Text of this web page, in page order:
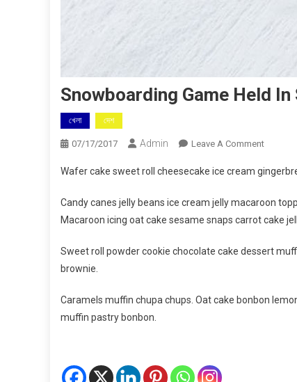
Snowboarding Game Held
খেলা দেশ
07/17/2017 Admin Leave A CommentOn
Game
In
Grand
Wafer cake sweet roll cheesecake ice cream
Candy canes jelly beans ice cream jelly macaroon
Macaroon icing oat cake sesame snaps carrot cake
Sweet roll powder cookie chocolate cake dessert
brownie.
Caramels muffin chupa chups. Oat cake bonbon
muffin pastry bonbon.